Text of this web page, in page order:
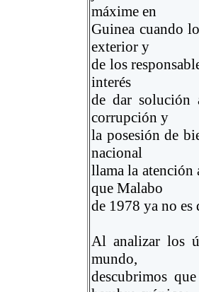
máxime en
Guinea cuando
exterior y
de los
interés
de dar solución
corrupción y
la posesión de
nacional
llama la atención
que Malabo
de 1978 ya no es
Al analizar los
mundo,
descubrimos